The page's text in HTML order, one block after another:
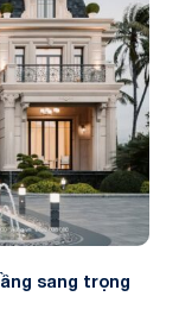
sang trọng